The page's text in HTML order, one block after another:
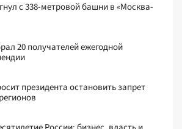
с 338-метровой башни в «Москва-
20 получателей ежегодной
президента остановить запрет